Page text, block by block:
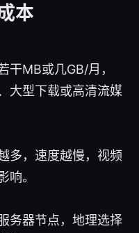
本
干MB或几GB/月，
大型下载或高清流媒
多，速度越慢，视频
响。
务器节点，地理选择